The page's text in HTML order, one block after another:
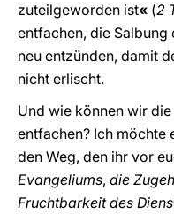
zuteilgeworden ist« (2
entfachen, die Salbung
neu entzünden, damit
nicht erlischt.
Und wie können wir
entfachen? Ich möchte
den Weg, den ihr vor
Evangeliums, die
Fruchtbarkeit des